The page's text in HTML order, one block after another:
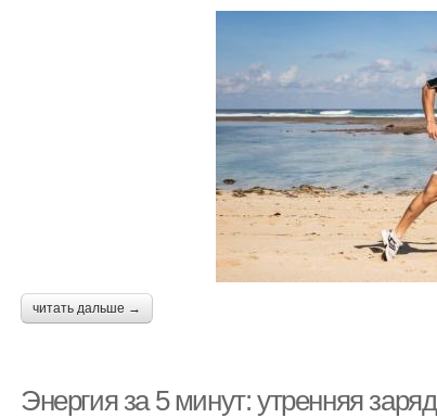
читать дальше →
Энергия за 5 минут: утренняя